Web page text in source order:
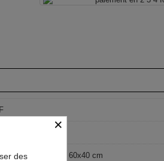
cm, 90x60 cm, 60x40 cm
×
des